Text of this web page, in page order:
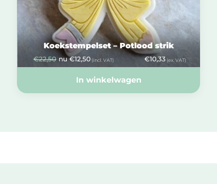
Koekstempelset – Potlood strik
€22,50 nu €12,50 (incl. VAT) €10,33(ex. VAT)
In winkelwagen